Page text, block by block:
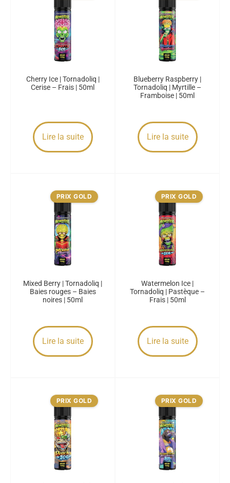
Cherry Ice | Tornadoliq |
Cerise – Frais | 50ml
Lire la suite
Blueberry Raspberry |
Tornadoliq | Myrtille –
Framboise | 50ml
Lire la suite
PRIX GOLD
Mixed Berry | Tornadoliq |
Baies rouges – Baies
noires | 50ml
Lire la suite
PRIX GOLD
Watermelon Ice |
Tornadoliq | Pastèque –
Frais | 50ml
Lire la suite
PRIX GOLD PRIX GOLD